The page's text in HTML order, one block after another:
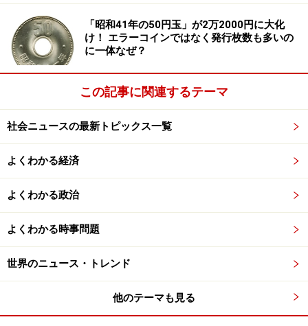
避
須美さんは、AmazonのAlexa（アレクサ）などで自宅を
「スマートホーム化」することで日常生活に起きがちな
トラブルを回避する工夫をしています。
スマートホームとは、IOT（モノのインターネット＝
Internet of Things）やAI（人工知能）などの技術を使っ
て、家のなかの家電や設備をネットワークで連携し、便
利で快適な暮らしを実現する住まいのことです。
レンダーとAlexaを連動させ、毎日「アレクサ、明日の予
定を教えて」とたずねて予定を確認します。
外出の予定がある日は、「アレクサ、〇時になったら知
らせて」と、家を出る時間を設定しています。
「昭和41年の50円玉」が2万2000円に大化
け！ エラーコインではなく発行枚数も多いの
に一体なぜ？
この記事に関連するテーマ
社会ニュースの最新トピックス一覧
よくわかる経済
よくわかる政治
よくわかる時事問題
世界のニュース・トレンド
他のテーマも見る